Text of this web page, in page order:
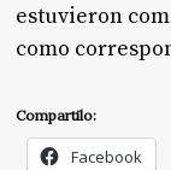
estuvieron
como
Compartilo:
Facebook